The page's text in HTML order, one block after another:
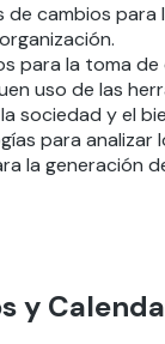
de cambios
para la toma
uso de las
sociedad y el
para
la generación
y